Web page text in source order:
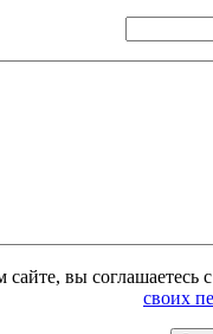
вы соглашаетесь
своих